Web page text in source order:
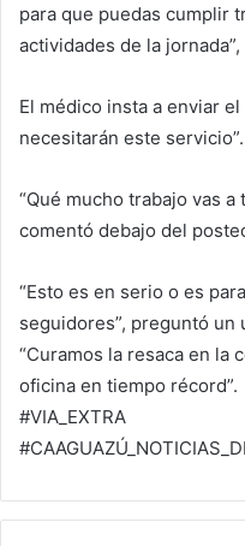
para que puedas cumplir
actividades de la jornada”,
El médico insta a enviar
necesitarán este servicio”.
“Qué mucho trabajo vas
comentó debajo del
“Esto es en serio o es
seguidores”, preguntó un
“Curamos la resaca en la
oficina en tiempo récord”.
#VIA_EXTRA